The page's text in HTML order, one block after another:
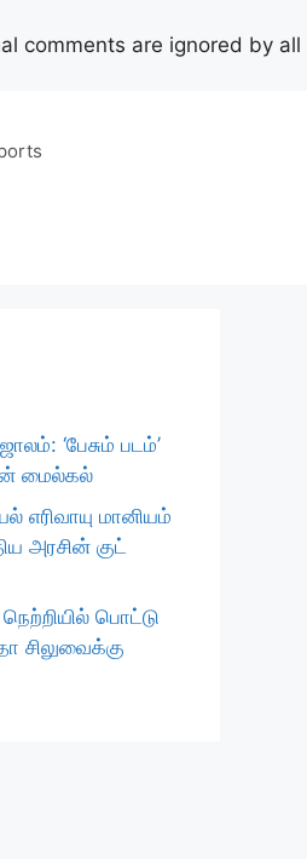
comments are ignored by all
‘பேசும் படம்’
மைல்கல்
மானியம்
அரசின் குட்
பொட்டு
சிலுவைக்கு